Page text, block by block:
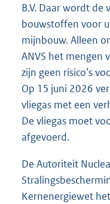
B.V. Daar wordt de
bouwstoffen voor
mijnbouw. Alleen
ANVS het mengen
zijn geen risico’s
Op 15 juni 2026
vliegas met een
De vliegas moet
afgevoerd.
De Autoriteit
Kernenergiewet